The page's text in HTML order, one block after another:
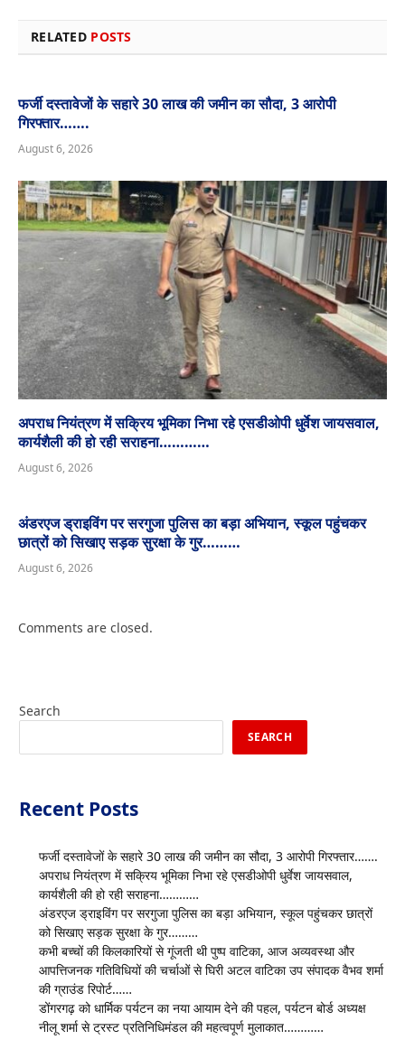
RELATED POSTS
फर्जी दस्तावेजों के सहारे 30 लाख की जमीन का सौदा, 3 आरोपी
गिरफ्तार…….
August 6, 2026
अपराध नियंत्रण में सक्रिय भूमिका निभा रहे एसडीओपी धुर्वेश जायसवाल,
कार्यशैली की हो रही सराहना…………
August 6, 2026
अंडरएज ड्राइविंग पर सरगुजा पुलिस का बड़ा अभियान, स्कूल पहुंचकर
छात्रों को सिखाए सड़क सुरक्षा के गुर………
August 6, 2026
Comments are closed.
Search
SEARCH
Recent Posts
फर्जी दस्तावेजों के सहारे 30 लाख की जमीन का सौदा, 3 आरोपी गिरफ्तार…….
अपराध नियंत्रण में सक्रिय भूमिका निभा रहे एसडीओपी धुर्वेश जायसवाल,
कार्यशैली की हो रही सराहना…………
अंडरएज ड्राइविंग पर सरगुजा पुलिस का बड़ा अभियान, स्कूल पहुंचकर छात्रों
को सिखाए सड़क सुरक्षा के गुर………
कभी बच्चों की किलकारियों से गूंजती थी पुष्प वाटिका, आज अव्यवस्था और
आपत्तिजनक गतिविधियों की चर्चाओं से घिरी अटल वाटिका उप संपादक वैभव शर्मा
की ग्राउंड रिपोर्ट……
डोंगरगढ़ को धार्मिक पर्यटन का नया आयाम देने की पहल, पर्यटन बोर्ड अध्यक्ष
नीलू शर्मा से ट्रस्ट प्रतिनिधिमंडल की महत्वपूर्ण मुलाकात…………